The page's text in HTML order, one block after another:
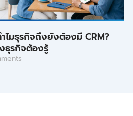
ไมธุรกิจถึงยังต้องมี CRM?
งธุรกิจต้องรู้